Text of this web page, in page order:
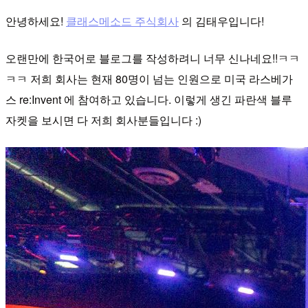
안녕하세요! 클래스메소드 주식회사 의 김태우입니다!
오랜만에 한국어로 블로그를 작성하려니 너무 신나네요!!ㅋㅋ
ㅋㅋ 저희 회사는 현재 80명이 넘는 인원으로 미국 라스베가
스 re:Invent 에 참여하고 있습니다. 이렇게 생긴 파란색 블루
자켓을 보시면 다 저희 회사분들입니다 :)